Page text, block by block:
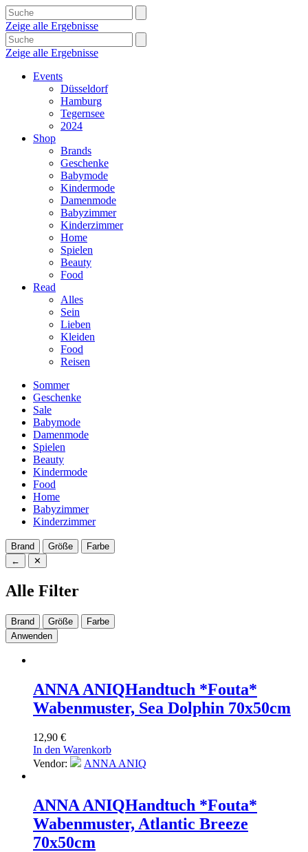
Zeige alle Ergebnisse
Zeige alle Ergebnisse
Events
Düsseldorf
Hamburg
Tegernsee
2024
Shop
Brands
Geschenke
Babymode
Kindermode
Damenmode
Babyzimmer
Kinderzimmer
Home
Spielen
Beauty
Food
Read
Alles
Sein
Lieben
Kleiden
Food
Reisen
Sommer
Geschenke
Sale
Babymode
Damenmode
Spielen
Beauty
Kindermode
Food
Home
Babyzimmer
Kinderzimmer
Brand Größe
Farbe
←
✕
Alle Filter
Brand Größe
Farbe
Anwenden
ANNA ANIQHandtuch *Fouta*
Wabenmuster, Sea Dolphin 70x50cm
12,90 €
In den Warenkorb
Vendor:
ANNA ANIQ
ANNA ANIQHandtuch *Fouta*
Wabenmuster, Atlantic Breeze
70x50cm